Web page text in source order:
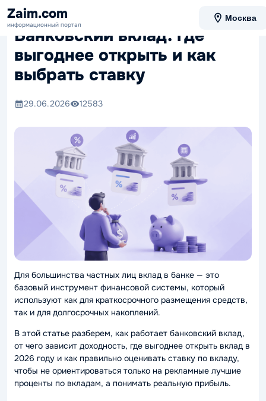
Zaim.com
информационный портал
Москва
Банковский вклад: где
выгоднее открыть и как
выбрать ставку
29.06.2026 12583
Для большинства частных лиц вклад в банке — это
базовый инструмент финансовой системы, который
используют как для краткосрочного размещения средств,
так и для долгосрочных накоплений.
В этой статье разберем, как работает банковский вклад,
от чего зависит доходность, где выгоднее открыть вклад в
2026 году и как правильно оценивать ставку по вкладу,
чтобы не ориентироваться только на рекламные лучшие
проценты по вкладам, а понимать реальную прибыль.